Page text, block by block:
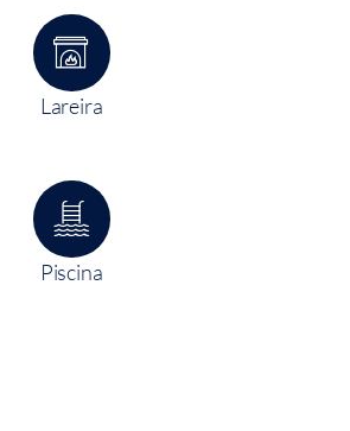
Lareira
Piscina